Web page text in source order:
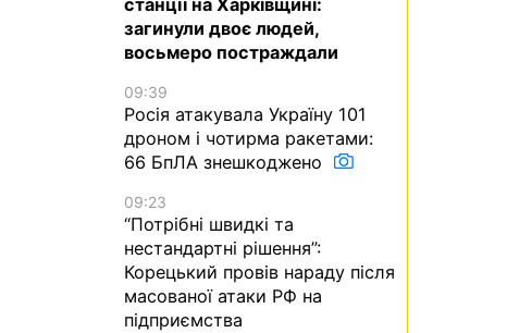
загинули двоє людей,
восьмеро постраждали
09:39
Росія атакувала Україну 101
дроном і чотирма ракетами:
66 БпЛА знешкоджено
09:23
“Потрібні швидкі та
нестандартні рішення”:
Корецький провів нараду після
масованої атаки РФ на
підприємства